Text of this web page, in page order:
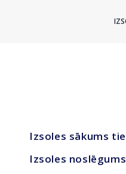
Izsoles sākums
Izsoles